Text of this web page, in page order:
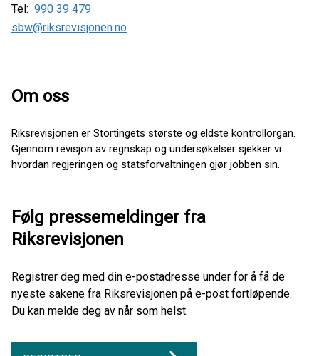
Tel: 990 39 479
sbw@riksrevisjonen.no
Om oss
Riksrevisjonen er Stortingets største og eldste kontrollorgan.
Gjennom revisjon av regnskap og undersøkelser sjekker vi
hvordan regjeringen og statsforvaltningen gjør jobben sin.
Følg pressemeldinger fra
Riksrevisjonen
Registrer deg med din e-postadresse under for å få de
nyeste sakene fra Riksrevisjonen på e-post fortløpende.
Du kan melde deg av når som helst.